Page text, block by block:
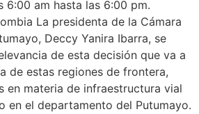
6:00 am hasta las 6:00 pm.
La presidenta de la Cámara
Deccy Yanira Ibarra, se
de esta decisión que va a
de estas regiones de frontera,
en materia de infraestructura vial
en el departamento del Putumayo.